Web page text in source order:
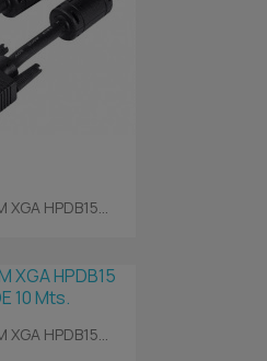
rápidaHPDB15...
rápida
XGA HPDB15...